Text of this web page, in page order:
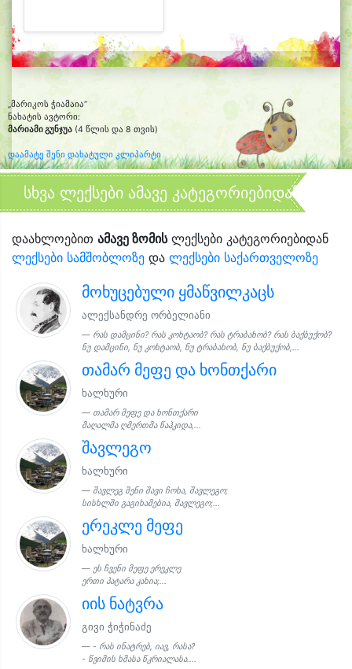
„მარიკოს ჭიამაია“
ნახატის ავტორი:
მარიამი გუნჯუა (4 წლის და 8 თვის)
დაამატე შენი დახატული კლიპარტი
სხვა ლექსები ამავე კატეგორიებიდან
დაახლოებით ამავე ზომისლექსები კატეგორიებიდან
ლექსები სამშობლოზე და ლექსები საქართველოზე
მოხუცებული ყმაწვილკაცს
ალექსანდრე ორბელიანი
რას დამცინი? რას კოხტაობ? რას ტრაბახობ? რას ბაქბუქობ?
ნუ დამცინი, ნუ კოხტაობ, ნუ ტრაბახობ, ნუ ბაქბუქობ,...
თამარ მეფე და ხონთქარი
ხალხური
თამარ მეფე და ხონთქარი
მაღალმა ღმერთმა წაჰკიდა,...
შავლეგო
ხალხური
შავლეგ შენი შავი ჩოხა, შავლეგო;
სისხლში გაგიხამებია, შავლეგო;...
ერეკლე მეფე
ხალხური
ეს ჩვენი მეფე ერეკლე
ერთი პატარა კახია;...
იის ნატვრა
გივი ჭიჭინაძე
- რას ინატრებ, იავ, რასა?
- წვიმის ხმასა წკრიალასა....